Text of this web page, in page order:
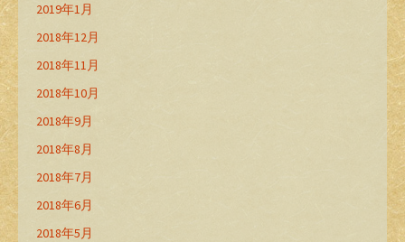
2019年1月
2018年12月
2018年11月
2018年10月
2018年9月
2018年8月
2018年7月
2018年6月
2018年5月